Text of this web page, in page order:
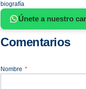
biografía
Únete a nuestro
Comentarios
Nombre *